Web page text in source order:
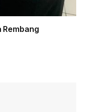
Rembang